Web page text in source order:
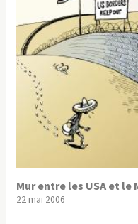
Mur entre les USA et le
22 mai 2006